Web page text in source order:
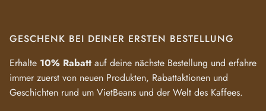
GESCHENK BEI DEINER ERSTEN BESTELLUNG
Erhalte 10% Rabatt auf deine nächste Bestellung und erfahre
immer zuerst von neuen Produkten, Rabattaktionen und
Geschichten rund um VietBeans und der Welt des Kaffees.